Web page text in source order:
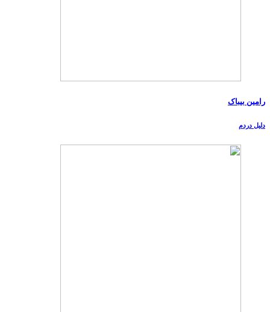
رامین بیباک
دلیل دردم